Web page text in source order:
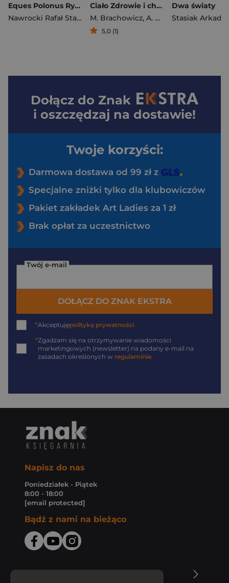
Eques Polonus Rycerski pomnik nagrobny w sztuce polskiej XVI wieku jako wyraz stanowego prestiżu szlachty
Nawrocki Rafał Stanisław
Ciało Zdrowie i choroba
M. Brachowicz, A. Tylikowska
5,0 (1)
Dwa światy
Dołącz do Znak
i oszczędzaj na dostawie!
Twoje korzyści:
Darmowa dostawa od 99 zł z
Specjalne zniżki tylko dla klubowiczów
Pakiet zakładek Art Ladies za 1 zł
Brak opłat za uczestnictwo
Twój e-mail
DOŁĄCZ DO ZNAK EKSTRA
*Akceptujępolitykę prywatności
*Zgadzam się na otrzymywanie wiadomości
marketingowych (newsletter) na podany e-mail na
zasadach określonych w regulaminie
Napisz do nas
Poniedziałek - Piątek
8:00 - 18:00
[email protected]
Bądź z nami na bieżąco